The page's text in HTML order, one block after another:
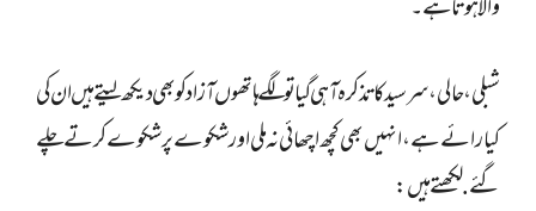
والا ہوتا ہے۔
شبلی، حالی، سرسید کا تذکرہ آہی گیا تو لگے ہاتھوں آزاد کو بھی دیکھ لیتے ہیں ان کی
کیا رائے ہے، انہیں بھی کچھ اچھائی نہ ملی اور شکوے پر شکوے کرتے چلے
گئے. لکھتے ہیں: